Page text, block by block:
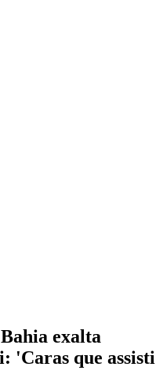
exalta
'Caras que assisti